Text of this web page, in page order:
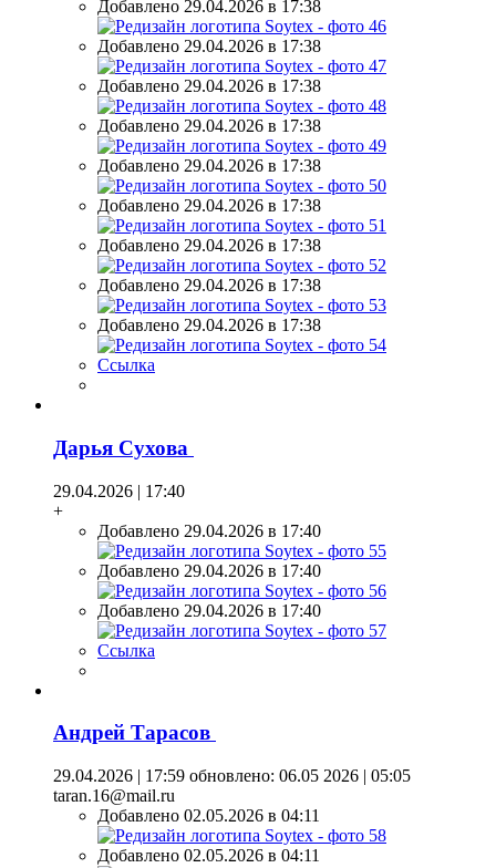
Добавлено 29.04.2026 в 17:38
Добавлено 29.04.2026 в 17:38
Добавлено 29.04.2026 в 17:38
Добавлено 29.04.2026 в 17:38
Добавлено 29.04.2026 в 17:38
Добавлено 29.04.2026 в 17:38
Добавлено 29.04.2026 в 17:38
Добавлено 29.04.2026 в 17:38
Добавлено 29.04.2026 в 17:38
Ссылка
Дарья Сухова
29.04.2026 | 17:40
+
Добавлено 29.04.2026 в 17:40
Добавлено 29.04.2026 в 17:40
Добавлено 29.04.2026 в 17:40
Ссылка
Андрей Тарасов
29.04.2026 | 17:59 обновлено: 06.05 2026 | 05:05
taran.16@mail.ru
Добавлено 02.05.2026 в 04:11
Добавлено 02.05.2026 в 04:11